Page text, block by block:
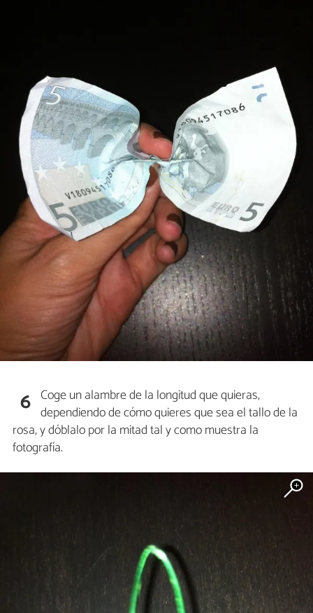
6 Coge un alambre de la longitud que quieras,
dependiendo de cómo quieres que sea el tallo de la
rosa, y dóblalo por la mitad tal y como muestra la
fotografía.